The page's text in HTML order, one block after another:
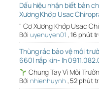
Dấu hiệu nhận biết bàn
Xương Khớp Usac
" Cơ Xương Khớp Usac
Bởi uyenuyen01 ,16 phút
Thùng rác bảo vệ môi
660l nắp kín- lh
Chung Tay Vì Môi
Bởi nhienhuynh , 52 phút